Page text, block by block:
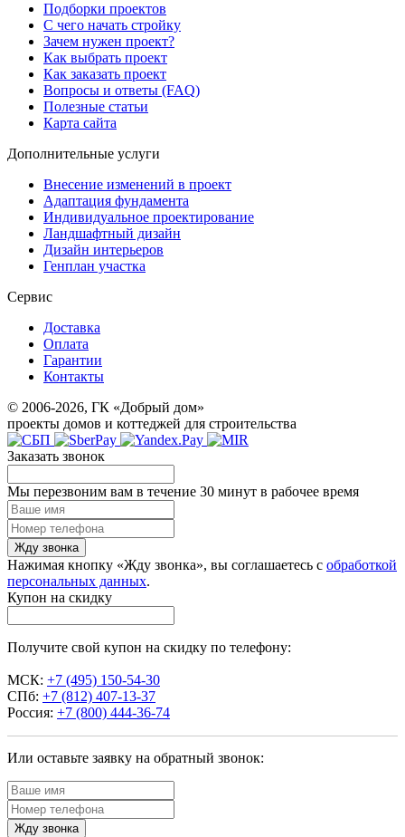
Подборки проектов
С чего начать стройку
Зачем нужен проект?
Как выбрать проект
Как заказать проект
Вопросы и ответы (FAQ)
Полезные статьи
Карта сайта
Дополнительные услуги
Внесение изменений в проект
Адаптация фундамента
Индивидуальное проектирование
Ландшафтный дизайн
Дизайн интерьеров
Генплан участка
Сервис
Доставка
Оплата
Гарантии
Контакты
© 2006-2026, ГК «Добрый дом»
проекты домов и коттеджей для строительства
Заказать звонок
Мы перезвоним вам в течение 30 минут в рабочее время
Жду звонка
Нажимая кнопку «Жду звонка», вы соглашаетесь с обработкой
персональных данных.
Купон на скидку
Получите свой купон на скидку по телефону:
МСК: +7 (495) 150-54-30
СПб: +7 (812) 407-13-37
Россия: +7 (800) 444-36-74
Или оставьте заявку на обратный звонок:
Жду звонка